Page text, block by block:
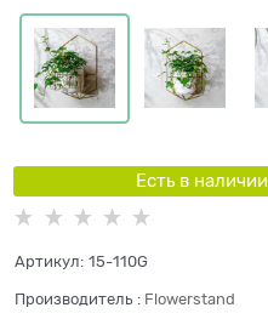
Есть в наличии
Артикул: 15-110G
Производитель : Flowerstand